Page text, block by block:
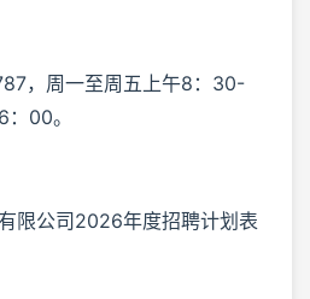
，周一至周五上午8：30-
00。
限公司2026年度招聘计划表